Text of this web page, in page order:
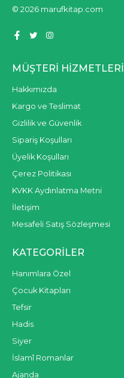
© 2026 marufkitap.com
MÜŞTERI HIZMETLERI
Hakkımızda
Kargo ve Teslimat
Gizlilik ve Güvenlik
Sipariş Koşulları
Üyelik Koşulları
Çerez Politikası
KVKK Aydınlatma Metni
İletişim
Mesafeli Satış Sözleşmesi
KATEGORILER
Hanımlara Özel
Çocuk Kitapları
Tefsir
Hadis
Siyer
İslamî Romanlar
Ajanda